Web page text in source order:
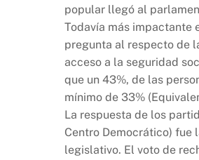
popular llegó al
Todavía más impactante
pregunta al respecto de
acceso a la seguridad
que un 43%, de las
mínimo de 33%
La respuesta de los
Centro Democrático) fue
legislativo. El voto de